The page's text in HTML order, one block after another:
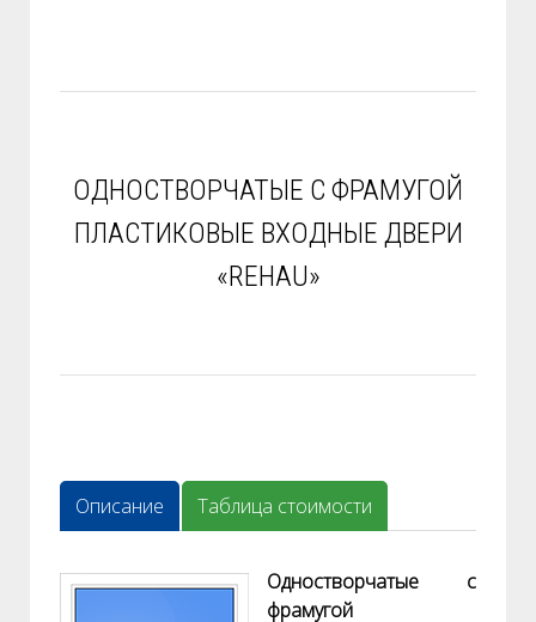
ОДНОСТВОРЧАТЫЕ С ФРАМУГОЙ
ПЛАСТИКОВЫЕ ВХОДНЫЕ ДВЕРИ
«REHAU»
Описание Таблица стоимости
Одностворчатые с
фрамугой